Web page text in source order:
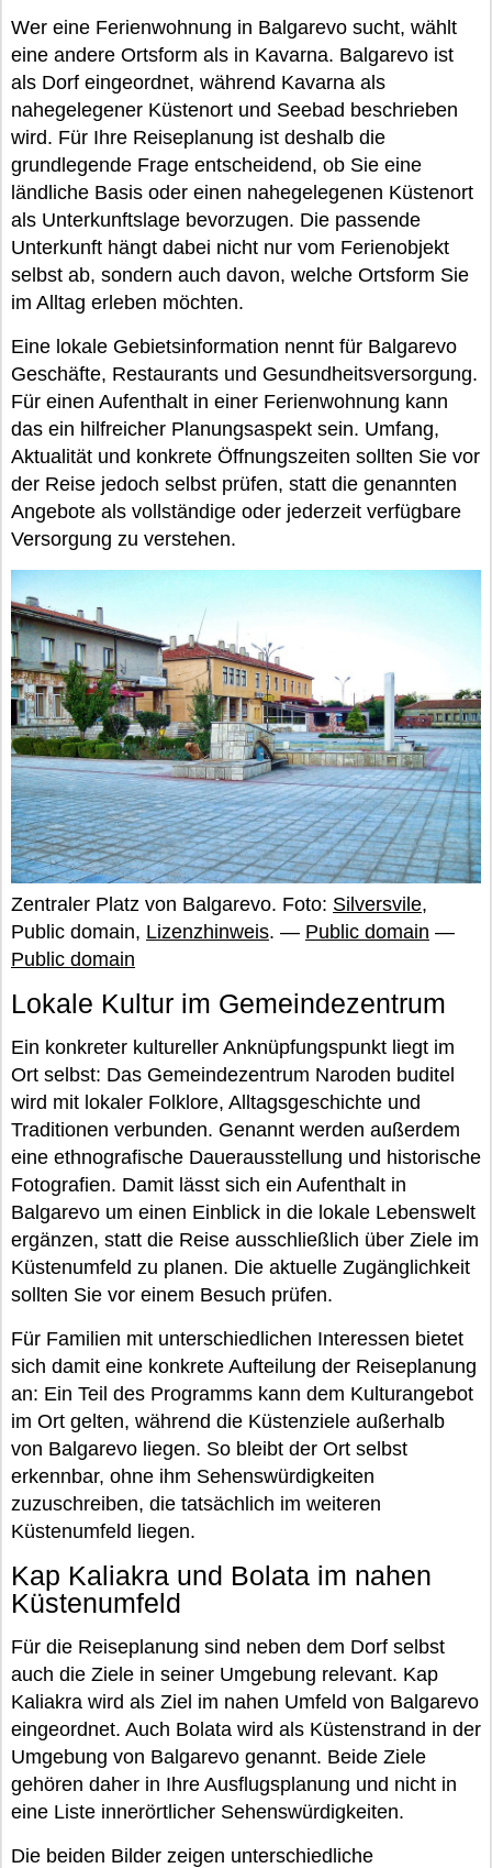
Wer eine Ferienwohnung in Balgarevo sucht, wählt
eine andere Ortsform als in Kavarna. Balgarevo ist
als Dorf eingeordnet, während Kavarna als
nahegelegener Küstenort und Seebad beschrieben
wird. Für Ihre Reiseplanung ist deshalb die
grundlegende Frage entscheidend, ob Sie eine
ländliche Basis oder einen nahegelegenen Küstenort
als Unterkunftslage bevorzugen. Die passende
Unterkunft hängt dabei nicht nur vom Ferienobjekt
selbst ab, sondern auch davon, welche Ortsform Sie
im Alltag erleben möchten.
Eine lokale Gebietsinformation nennt für Balgarevo
Geschäfte, Restaurants und Gesundheitsversorgung.
Für einen Aufenthalt in einer Ferienwohnung kann
das ein hilfreicher Planungsaspekt sein. Umfang,
Aktualität und konkrete Öffnungszeiten sollten Sie vor
der Reise jedoch selbst prüfen, statt die genannten
Angebote als vollständige oder jederzeit verfügbare
Versorgung zu verstehen.
Zentraler Platz von Balgarevo. Foto: Silversvile,
Public domain, Lizenzhinweis. — Public domain —
Public domain
Lokale Kultur im Gemeindezentrum
Ein konkreter kultureller Anknüpfungspunkt liegt im
Ort selbst: Das Gemeindezentrum Naroden buditel
wird mit lokaler Folklore, Alltagsgeschichte und
Traditionen verbunden. Genannt werden außerdem
eine ethnografische Dauerausstellung und historische
Fotografien. Damit lässt sich ein Aufenthalt in
Balgarevo um einen Einblick in die lokale Lebenswelt
ergänzen, statt die Reise ausschließlich über Ziele im
Küstenumfeld zu planen. Die aktuelle Zugänglichkeit
sollten Sie vor einem Besuch prüfen.
Für Familien mit unterschiedlichen Interessen bietet
sich damit eine konkrete Aufteilung der Reiseplanung
an: Ein Teil des Programms kann dem Kulturangebot
im Ort gelten, während die Küstenziele außerhalb
von Balgarevo liegen. So bleibt der Ort selbst
erkennbar, ohne ihm Sehenswürdigkeiten
zuzuschreiben, die tatsächlich im weiteren
Küstenumfeld liegen.
Kap Kaliakra und Bolata im nahen
Küstenumfeld
Für die Reiseplanung sind neben dem Dorf selbst
auch die Ziele in seiner Umgebung relevant. Kap
Kaliakra wird als Ziel im nahen Umfeld von Balgarevo
eingeordnet. Auch Bolata wird als Küstenstrand in der
Umgebung von Balgarevo genannt. Beide Ziele
gehören daher in Ihre Ausflugsplanung und nicht in
eine Liste innerörtlicher Sehenswürdigkeiten.
Die beiden Bilder zeigen unterschiedliche